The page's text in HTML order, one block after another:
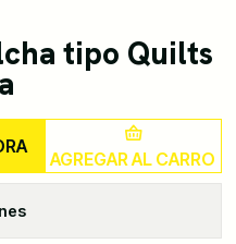
tipo Quilts
AGREGAR AL CARRO